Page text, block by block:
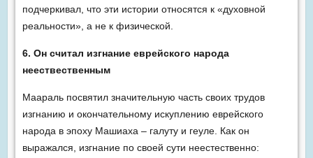
подчеркивал, что эти истории относятся к «духовной
реальности», а не к физической.
6. Он считал изгнание еврейского народа
неествественным
Маараль посвятил значительную часть своих трудов
изгнанию и окончательному искуплению еврейского
народа в эпоху Машиаха – галуту и геуле. Как он
выражался, изгнание по своей сути неестественно: